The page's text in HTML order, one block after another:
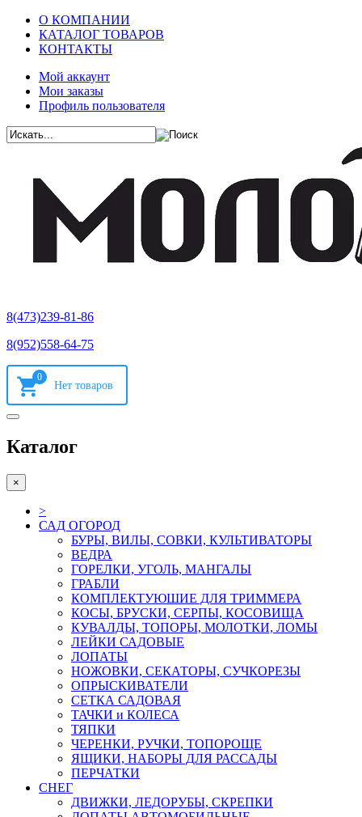
О КОМПАНИИ
КАТАЛОГ ТОВАРОВ
КОНТАКТЫ
Мой аккаунт
Мои заказы
Профиль пользователя
8(473)239-81-86
8(952)558-64-75
0
Каталог
×
>
САД ОГОРОД
БУРЫ, ВИЛЫ, СОВКИ, КУЛЬТИВАТОРЫ
ВЕДРА
ГОРЕЛКИ, УГОЛЬ, МАНГАЛЫ
ГРАБЛИ
КОМПЛЕКТУЮШИЕ ДЛЯ ТРИММЕРА
КОСЫ, БРУСКИ, СЕРПЫ, КОСОВИЩА
КУВАЛДЫ, ТОПОРЫ, МОЛОТКИ, ЛОМЫ
ЛЕЙКИ САДОВЫЕ
ЛОПАТЫ
НОЖОВКИ, СЕКАТОРЫ, СУЧКОРЕЗЫ
ОПРЫСКИВАТЕЛИ
СЕТКА САДОВАЯ
ТАЧКИ и КОЛЕСА
ТЯПКИ
ЧЕРЕНКИ, РУЧКИ, ТОПОРОЩЕ
ЯЩИКИ, НАБОРЫ ДЛЯ РАССАДЫ
ПЕРЧАТКИ
СНЕГ
ДВИЖКИ, ЛЕДОРУБЫ, СКРЕПКИ